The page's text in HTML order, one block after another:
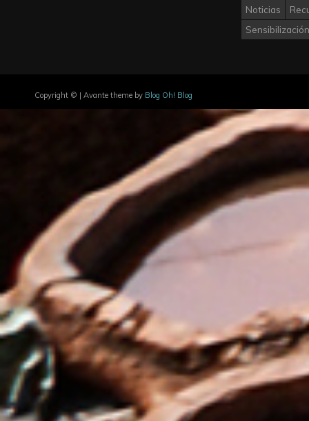
Noticias
Sensibilización
Copyright © | Avante theme by Blog Oh! Blog